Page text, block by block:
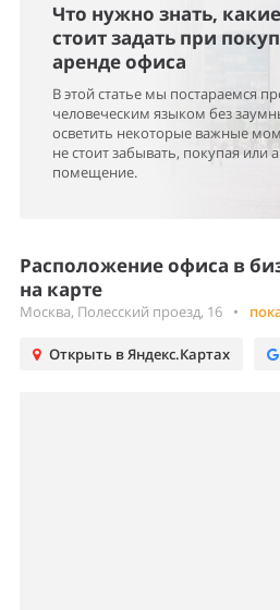
Что нужно знать,
стоит задать при
аренде офиса
В этой статье мы постараемся
человеческим языком без
осветить некоторые важные
не стоит забывать, покупая или
помещение.
Расположение офиса в
на карте
Москва, Полесский проезд, 16 •
Открыть в Яндекс.Картах